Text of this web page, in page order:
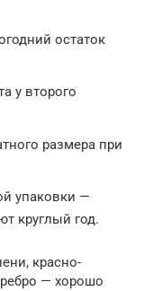
остаток
у второго
размера при
упаковки —
круглый год.
красно-
— хорошо